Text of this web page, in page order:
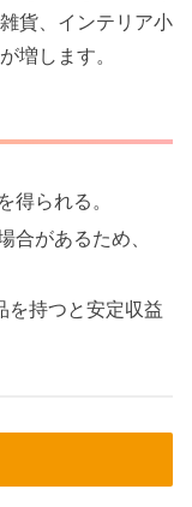
貨、インテリア小
増します。
得られる。
合があるため、
を持つと安定収益